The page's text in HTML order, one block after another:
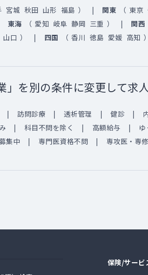
宮城 秋田 山形 福島 ） 関東 （ 東京
東海 （ 愛知 岐阜 静岡 三重 ） 関西
山口 ） 四国 （ 香川 徳島 愛媛 高知 ）
」を別の条件に変更して求
訪問診療 透析管理 健診
科目不問を除く 高額給与
集中 専門医資格不問 専攻医・専
保険/サービ